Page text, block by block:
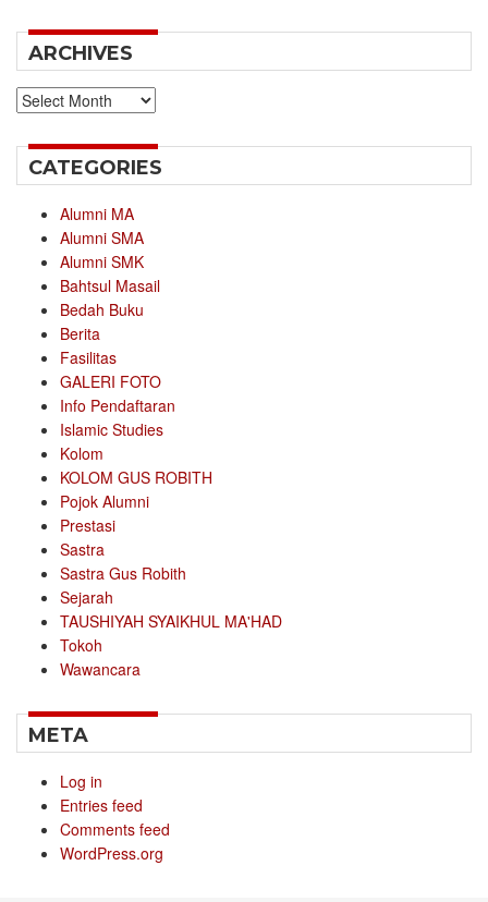
ARCHIVES
Archives
CATEGORIES
Alumni MA
Alumni SMA
Alumni SMK
Bahtsul Masail
Bedah Buku
Berita
Fasilitas
GALERI FOTO
Info Pendaftaran
Islamic Studies
Kolom
KOLOM GUS ROBITH
Pojok Alumni
Prestasi
Sastra
Sastra Gus Robith
Sejarah
TAUSHIYAH SYAIKHUL MA'HAD
Tokoh
Wawancara
META
Log in
Entries feed
Comments feed
WordPress.org